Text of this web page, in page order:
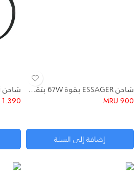
شاحن ESSAGER بقوة 67W بتقنية GaN
900
MRU
إضافة إلى السلة
1.390